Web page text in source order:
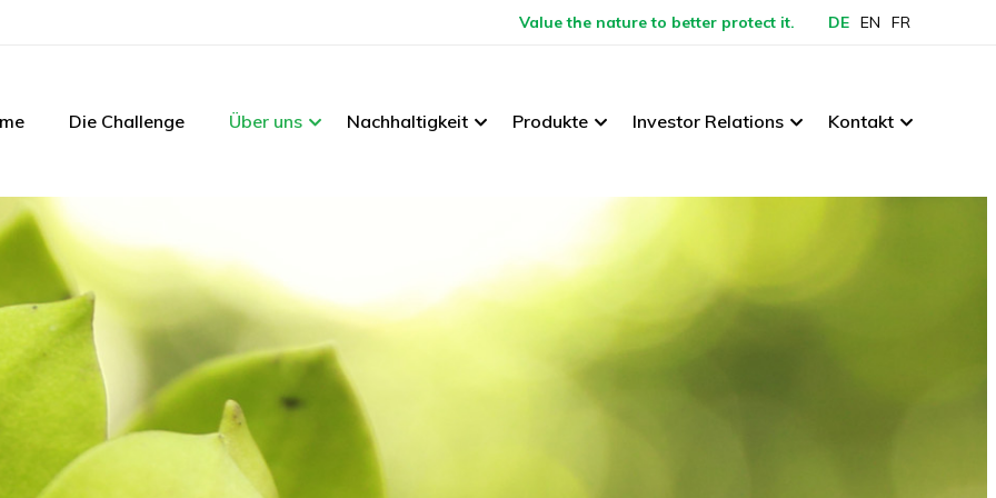
Value the nature to better protect it. DE EN FR
Die Challenge Über uns Nachhaltigkeit Produkte Investor Relations Kontakt